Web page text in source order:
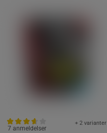
+ 2 varianter
7 anmeldelser